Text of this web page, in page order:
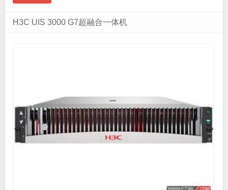
H3C UIS 3000 G7超融合一体机